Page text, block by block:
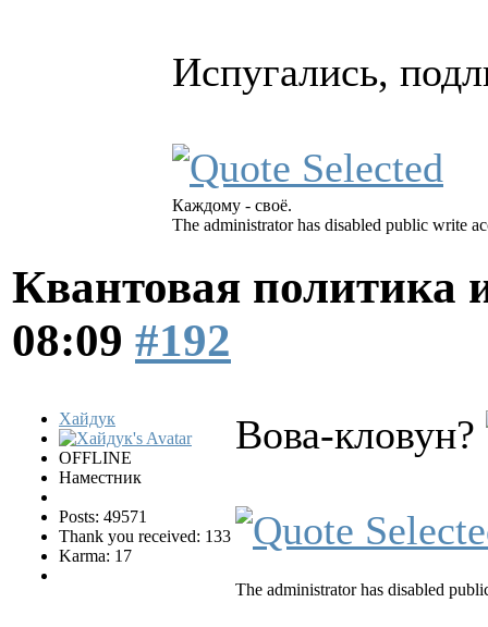
Испугались,
Каждому - своё.
The administrator has disabled public write
Квантовая политика
08:09 #192
Хайдук
OFFLINE
Наместник
Posts: 49571
Thank you received: 133
Karma: 17
Вова-кловун?
The administrator has disabled